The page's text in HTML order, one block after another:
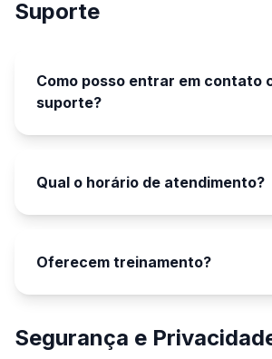
Suporte
Como posso entrar em contato
suporte?
Qual o horário de atendimento?
Oferecem treinamento?
Segurança e